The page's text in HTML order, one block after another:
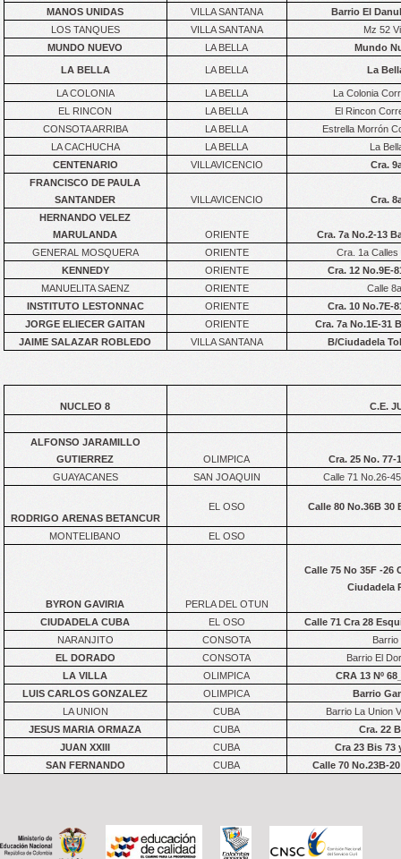
MANOS UNIDAS
VILLA SANTANA
Barrio El
LOS TANQUES
VILLA SANTANA
Mz 52
MUNDO NUEVO
LA BELLA Mundo
LA BELLA LA BELLA La
LA COLONIA LA BELLA
La Colonia
EL RINCON
LA BELLA
El Rincon
CONSOTA ARRIBA
LA BELLA
Estrella Morrón
LA CACHUCHA
LA BELLA
La
CENTENARIO
VILLAVICENCIO
Cra.
FRANCISCO DE PAULA
SANTANDER
VILLAVICENCIO
Cra.
HERNANDO VELEZ
MARULANDA
ORIENTE
Cra. 7a No.2-13
GENERAL MOSQUERA
ORIENTE
Cra. 1a Calles
KENNEDY
ORIENTE
Cra. 12 No.9E-
MANUELITA SAENZ
ORIENTE
Calle
INSTITUTO LESTONNAC
ORIENTE
Cra. 10 No.7E-
JORGE ELIECER GAITAN
ORIENTE
Cra. 7a No.1E-31
JAIME SALAZAR ROBLEDO
VILLA SANTANA B/Ciudadela
NUCLEO 8 C.E.
ALFONSO JARAMILLO
GUTIERREZ
OLIMPICA
Cra. 25 No. 77-
GUAYACANES
SAN JOAQUIN Calle 71 No.26-
RODRIGO ARENAS BETANCUR
EL OSO Calle 80 No.36B
MONTELIBANO EL OSO
BYRON GAVIRIA PERLA DEL OTUN
Calle 75 No 35F -26
Ciudadela
CIUDADELA CUBA EL OSO
Calle 71 Cra 28
NARANJITO
CONSOTA
Barrio
EL DORADO
CONSOTA
Barrio El
LA VILLA
OLIMPICA
CRA 13 Nº
LUIS CARLOS GONZALEZ
OLIMPICA
Barrio
LA UNION
CUBA
Barrio La Union
JESUS MARIA ORMAZA
CUBA
Cra. 22
JUAN XXIII
CUBA
Cra 23 Bis 73
SAN FERNANDO
CUBA Calle 70 No.23B-